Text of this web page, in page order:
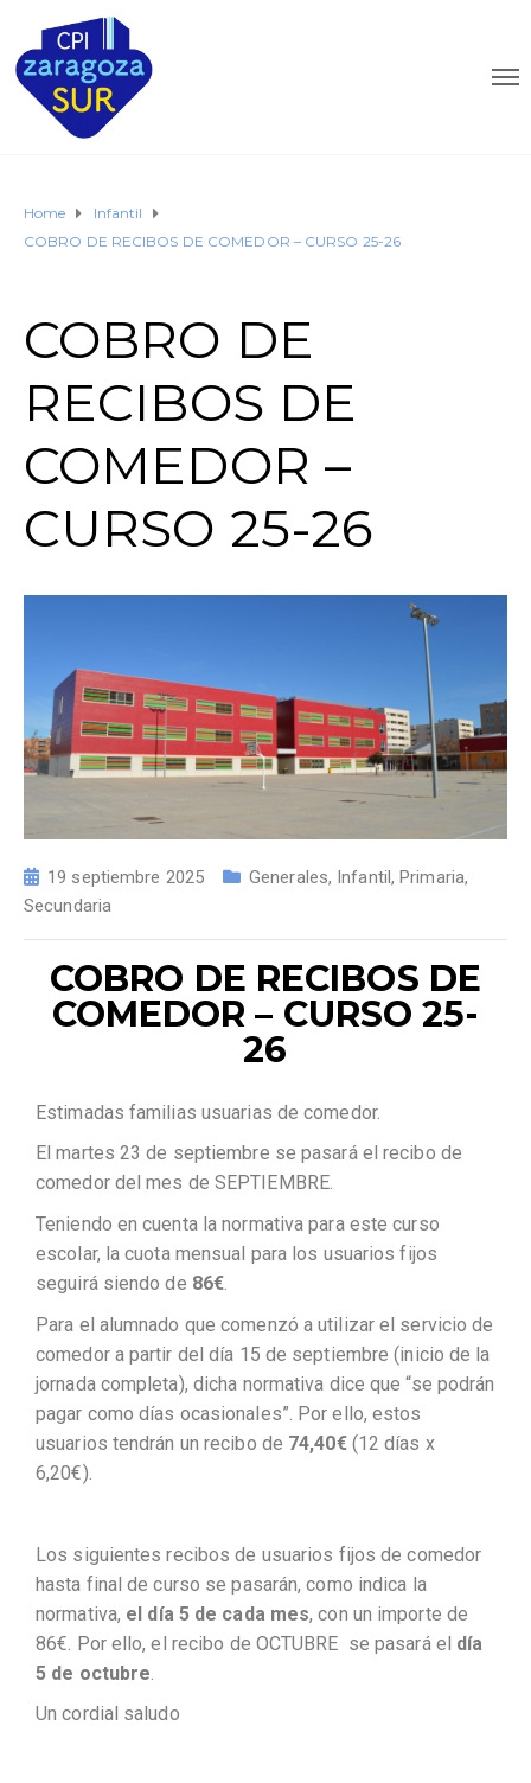
Home
Infantil
COBRO DE RECIBOS DE COMEDOR – CURSO 25-26
COBRO DE
RECIBOS DE
COMEDOR –
CURSO 25-26
19 septiembre 2025 Generales, Infantil,Primaria,
Secundaria
COBRO DE RECIBOS DE
COMEDOR – CURSO 25-
26
Estimadas familias usuarias de comedor.
El martes 23 de septiembre se pasará el recibo de
comedor del mes de SEPTIEMBRE.
Teniendo en cuenta la normativa para este curso
escolar, la cuota mensual para los usuarios fijos
seguirá siendo de 86€.
Para el alumnado que comenzó a utilizar el servicio de
comedor a partir del día 15 de septiembre (inicio de la
jornada completa), dicha normativa dice que “se podrán
pagar como días ocasionales”. Por ello, estos
usuarios tendrán un recibo de 74,40€(12 días x
6,20€).
Los siguientes recibos de usuarios fijos de comedor
hasta final de curso se pasarán, como indica la
normativa, el día 5 de cada mes, con un importe de
86€. Por ello, el recibo de OCTUBRE se pasará el día
5 de octubre.
Un cordial saludo